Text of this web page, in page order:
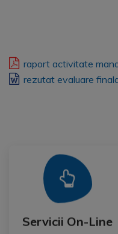
raport activitate
rezutat evaluare
Servicii On-Line
Servicii On-Line
Mai Mult